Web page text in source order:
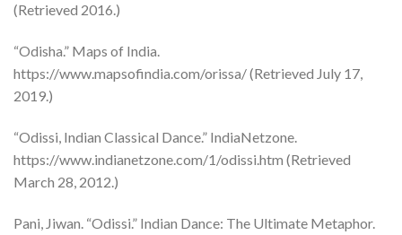
(Retrieved 2016.)
“Odisha.” Maps of India.
https://www.mapsofindia.com/orissa/ (Retrieved July 17,
2019.)
“Odissi, Indian Classical Dance.” IndiaNetzone.
https://www.indianetzone.com/1/odissi.htm (Retrieved
March 28, 2012.)
Pani, Jiwan. “Odissi.” Indian Dance: The Ultimate Metaphor.